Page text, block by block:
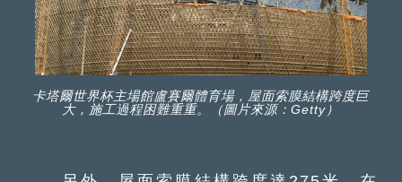
卡塔爾世界杯主場館盧賽爾體育場，屋面索膜結構跨度巨
大，施工過程困難重重。（圖片來源：Getty）